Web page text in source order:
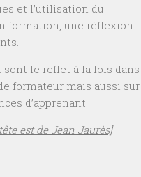
et l’utilisation du
formation, une réflexion
sont le reflet à la fois dans
formateur mais aussi sur
d’apprenant.
est de Jean Jaurès]